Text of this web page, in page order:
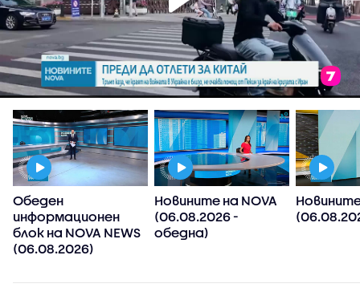
Обеден
информационен
блок на NOVA NEWS
(06.08.2026)
Новините на NOVA
(06.08.2026 -
обедна)